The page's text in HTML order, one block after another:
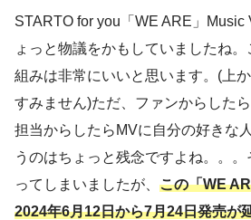
STARTO for you「WE ARE」Music
ょっと物議をかもしていましたね。
組みは非常にいいと思います。(上
すみません)ただ、ファンからした
担当からしたらMVに自分の好きな
うのはちょっと残念ですよね。。
ってしまいましたが、 この「WE
2024年6月12日から7月24日発売が